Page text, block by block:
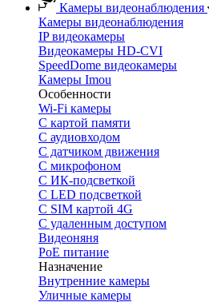
Камеры видеонаблюдения
Камеры видеонаблюдения
IP видеокамеры
Видеокамеры HD-CVI
SpeedDome видеокамеры
Камеры Imou
Особенности
Wi-Fi камеры
С картой памяти
С аудиовходом
С датчиком движения
С микрофоном
С ИК-подсветкой
С LED подсветкой
C SIM картой 4G
C удаленным доступом
Видеоняня
PoE питание
Назначение
Внутренние камеры
Уличные камеры